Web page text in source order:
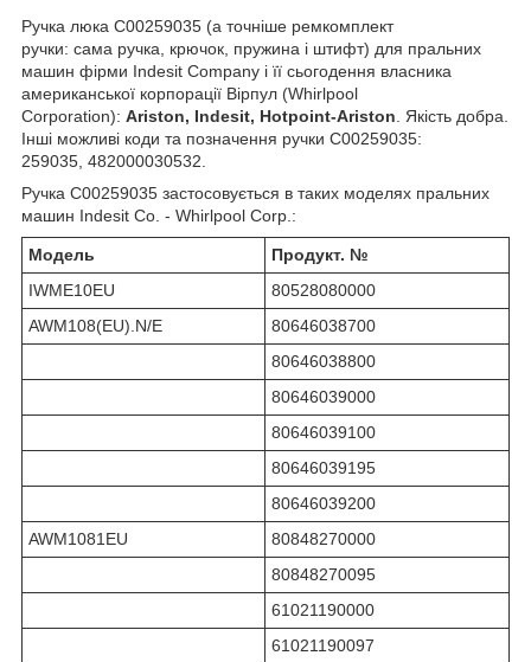
Ручка люка C00259035 (а точніше ремкомплект
ручки: сама ручка, крючок, пружина і штифт) для пральних
машин фірми Indesit Company і її сьогодення власника
американської корпорації Вірпул (Whirlpool
Corporation): Ariston, Indesit, Hotpoint-Ariston . Якість добра.
Інші можливі коди та позначення ручки C00259035:
259035, 482000030532.
Ручка C00259035 застосовується в таких моделях пральних
машин Indesit Co. - Whirlpool Corp.:
Модель
Продукт. №
IWME10EU
80528080000
AWM108(EU).N/E
80646038700
80646038800
80646039000
80646039100
80646039195
80646039200
AWM1081EU
80848270000
80848270095
61021190000
61021190097